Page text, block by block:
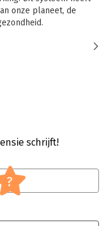
onze planeet, de
analyse van dit
voor een
schrijft!
?